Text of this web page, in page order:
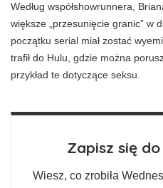
Według współshowrunnera,
większe „przesunięcie granic” w
początku serial miał zostać
trafił do Hulu, gdzie można
przykład te dotyczące seksu.
Zapisz się
Wiesz, co zrobiła